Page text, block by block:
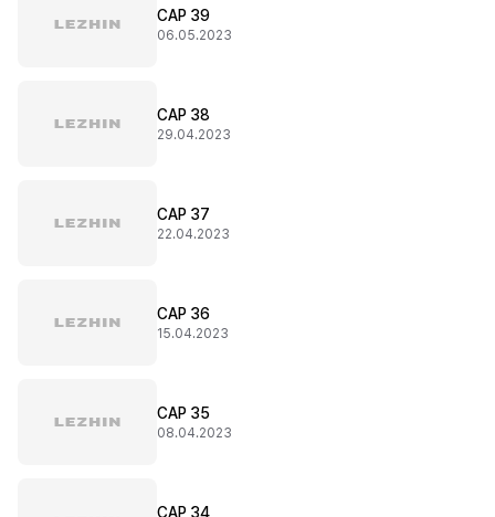
CAP 39
06.05.2023
CAP 38
29.04.2023
CAP 37
22.04.2023
CAP 36
15.04.2023
CAP 35
08.04.2023
CAP 34